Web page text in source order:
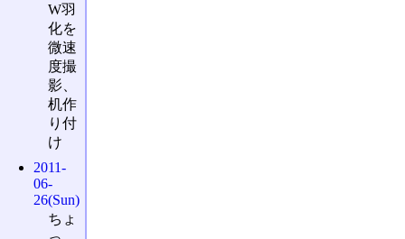
W羽
化を
微速
度撮
影、
机作
り付
け
2011-
06-
26(Sun)
ちょ